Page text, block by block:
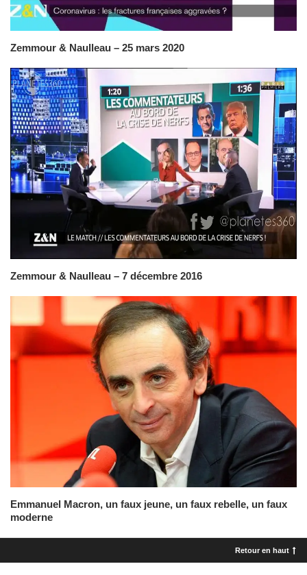
Zemmour & Naulleau – 25 mars 2020
Zemmour & Naulleau – 7 décembre 2016
Emmanuel Macron, un faux jeune, un faux rebelle, un faux
moderne
Retour en haut